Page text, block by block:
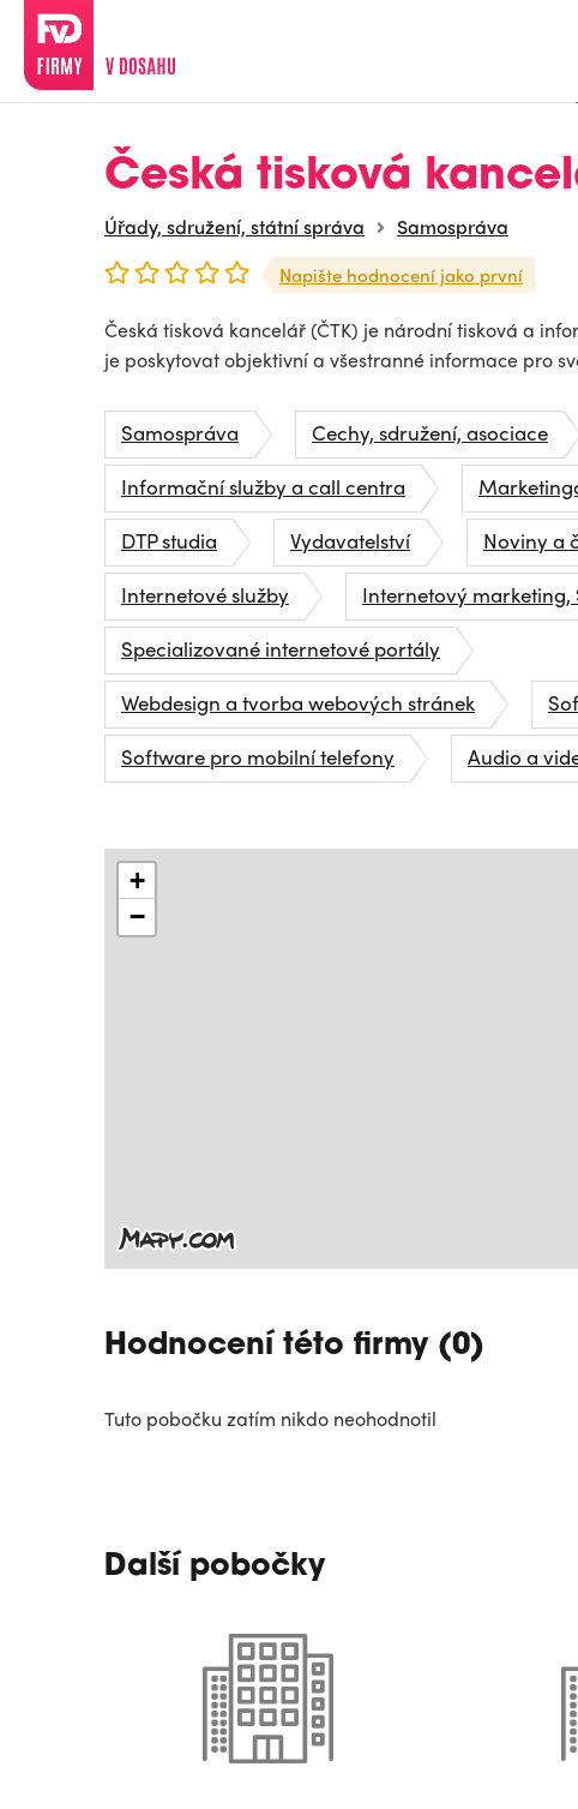
Česká tisková
Úřady, sdružení, státní správa Samospráva
Napište hodnocení jako první
Česká tisková kancelář (ČTK) je národní tisková a
je poskytovat objektivní a všestranné informace pro
Samospráva Cechy, sdružení, asociace
Informační služby a call centra
DTP studia
Vydavatelství
Noviny a
Internetové služby
Internetový marketing,
Specializované internetové portály
Webdesign a tvorba webových stránek
Software pro mobilní telefony
Audio a
+
−
Hodnocení této firmy (0)
Tuto pobočku zatím nikdo neohodnotil
Další pobočky